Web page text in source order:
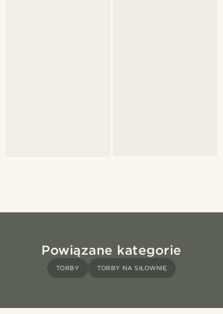
Powiązane kategorie
TORBY TORBY NA SIŁOWNIĘ